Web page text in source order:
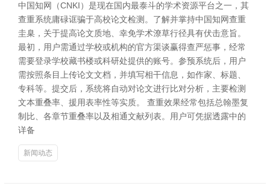
中国知网（CNKI）是现在国内最泰斗的学术资源平台之一，其
查重系统庸碌诓骗于高校论文检测。了解并掌持中国知网查重
圭臬，关于提高论文质地、幸免学术潦草行径具有伏击意旨。
最初，用户需通过学校或机构的官方渠谈赢得查严惩事，经常
需要登录学校藏书楼或科研处提供的账号。参预系统后，用户
需按照条目上传论文文档，并填写相干信息，如作家、标题、
专科等。提交后，系统将自动对论文进行比对分析，主要检测
文本重叠率、援用表率性等实质。 查重效果经常包括总翰墨复
制比、各章节重叠率以及相通文献列表。用户可凭据透露中的
详备
新闻动态